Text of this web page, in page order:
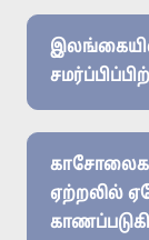
ஏற்றலில்